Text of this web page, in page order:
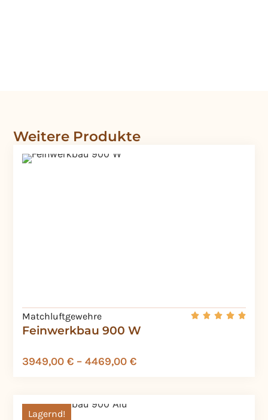
Weitere Produkte
Feinwerkbau 900 W
Matchluftgewehre
3949,00 € – 4469,00 €
Lagernd!